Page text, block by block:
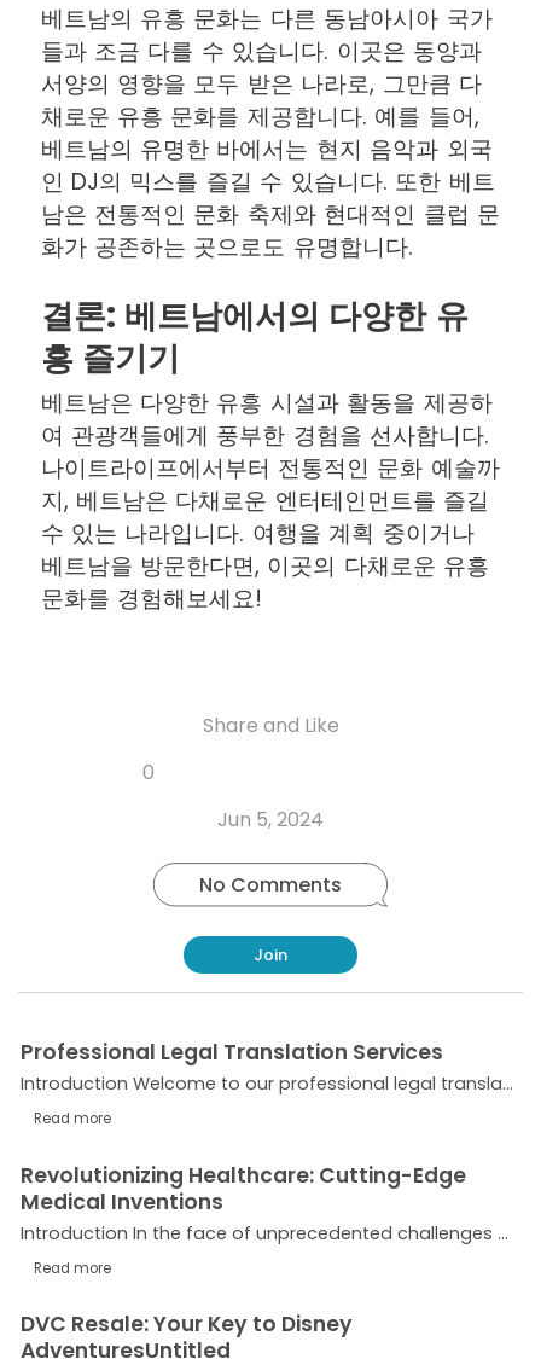
베트남의 유흥 문화는 다른 동남아시아 국가
들과 조금 다를 수 있습니다. 이곳은 동양과
서양의 영향을 모두 받은 나라로, 그만큼 다
채로운 유흥 문화를 제공합니다. 예를 들어,
베트남의 유명한 바에서는 현지 음악과 외국
인 DJ의 믹스를 즐길 수 있습니다. 또한 베트
남은 전통적인 문화 축제와 현대적인 클럽 문
화가 공존하는 곳으로도 유명합니다.
결론: 베트남에서의 다양한 유
흥 즐기기
베트남은 다양한 유흥 시설과 활동을 제공하
여 관광객들에게 풍부한 경험을 선사합니다.
나이트라이프에서부터 전통적인 문화 예술까
지, 베트남은 다채로운 엔터테인먼트를 즐길
수 있는 나라입니다. 여행을 계획 중이거나
베트남을 방문한다면, 이곳의 다채로운 유흥
문화를 경험해보세요!
Share and Like
0
post TwitterFacebook
Jun 5, 2024
No Comments
Join
Introduction Welcome to our professional legal translation services. We understand the importance of accuracy and precision when it comes to legal documents, and we are here to provide you with...
Read more
Professional Legal Translation Services
Introduction In the face of unprecedented challenges brought about by the COVID-19 pandemic, the healthcare industry has risen to the occasion with remarkable resilience and innovation. The global...
Read more
Revolutionizing Healthcare: Cutting-Edge
Medical Inventions
DVC Resale: Your Key to Disney
AdventuresUntitled